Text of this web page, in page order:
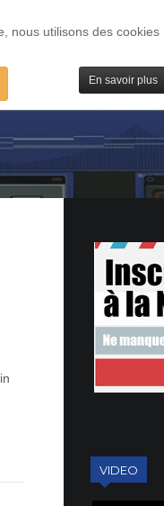
nous utilisons des cookies
En savoir plus
/ MAC PLUGS / IV
VIDEO